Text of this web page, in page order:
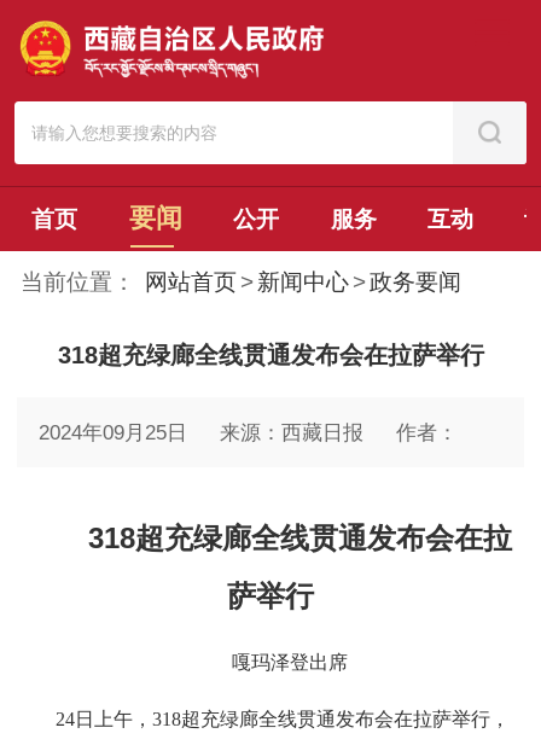
首页 要闻 公开 服务 互动
当前位置： 网站首页 > 新闻中心 >政务要闻
318超充绿廊全线贯通发布会在拉萨举行
2024年09月25日 来源：西藏日报 作者：
318超充绿廊全线贯通发布会在拉
萨举行
嘎玛泽登出席
24日上午，318超充绿廊全线贯通发布会在拉萨举行，